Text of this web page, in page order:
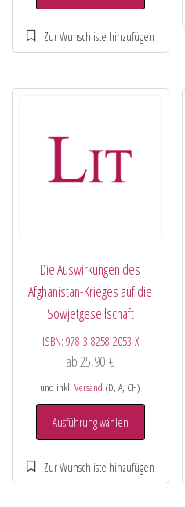
Die Auswirkungen des
Afghanistan-Krieges auf die
Sowjetgesellschaft
ISBN: 978-3-8258-2053-X
ab25,90€
und inkl.Versand (D, A, CH)
Ausführung wählen